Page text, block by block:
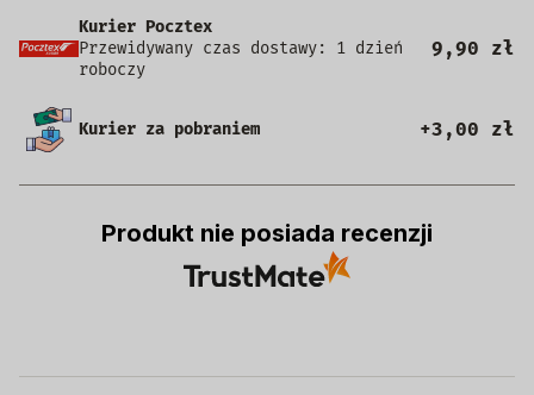
Kurier Pocztex
Przewidywany czas dostawy: 1 dzień
roboczy
9,90 zł
Kurier za pobraniem +3,00 zł
Produkt nie posiada recenzji